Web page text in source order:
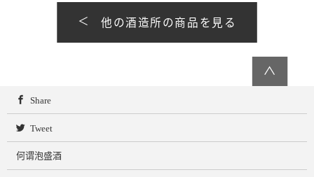
他の酒造所の商品を見る
∧
Share
Tweet
何谓泡盛酒